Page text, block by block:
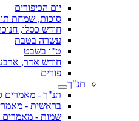
יום הכיפורים
סוכות, שמחת
חודש כסלו,
עשרה בטבת
ט"ו בשבט
חודש אדר,
פורים
תנ"ך
תנ"ך - מאמרים
בראשית -
שמות -